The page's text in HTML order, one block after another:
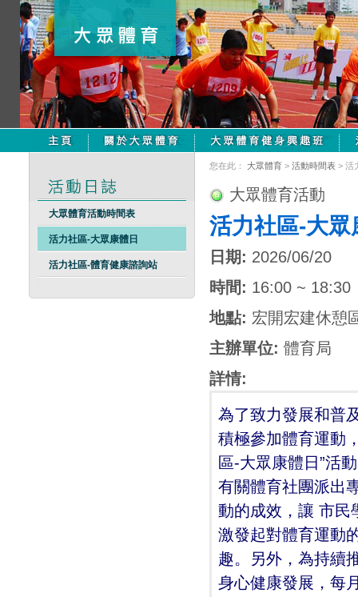
大眾體育活動時間表
活力社區-大眾康體日
活力社區-體育健康諮詢站
您在此： 大眾體育 > 活動時間表 > 活
大眾體育活動
活力社區-大眾
日期: 2026/06/20
時間: 16:00 ~ 18:30
地點: 宏開宏建休憩
主辦單位: 體育局
詳情:
為了致力發展和普
積極參加體育運動
區-大眾康體日”活
有關體育社團派出
動的成效，讓 市民
激發起對體育運動
趣。另外，為持續
身心健康發展，每